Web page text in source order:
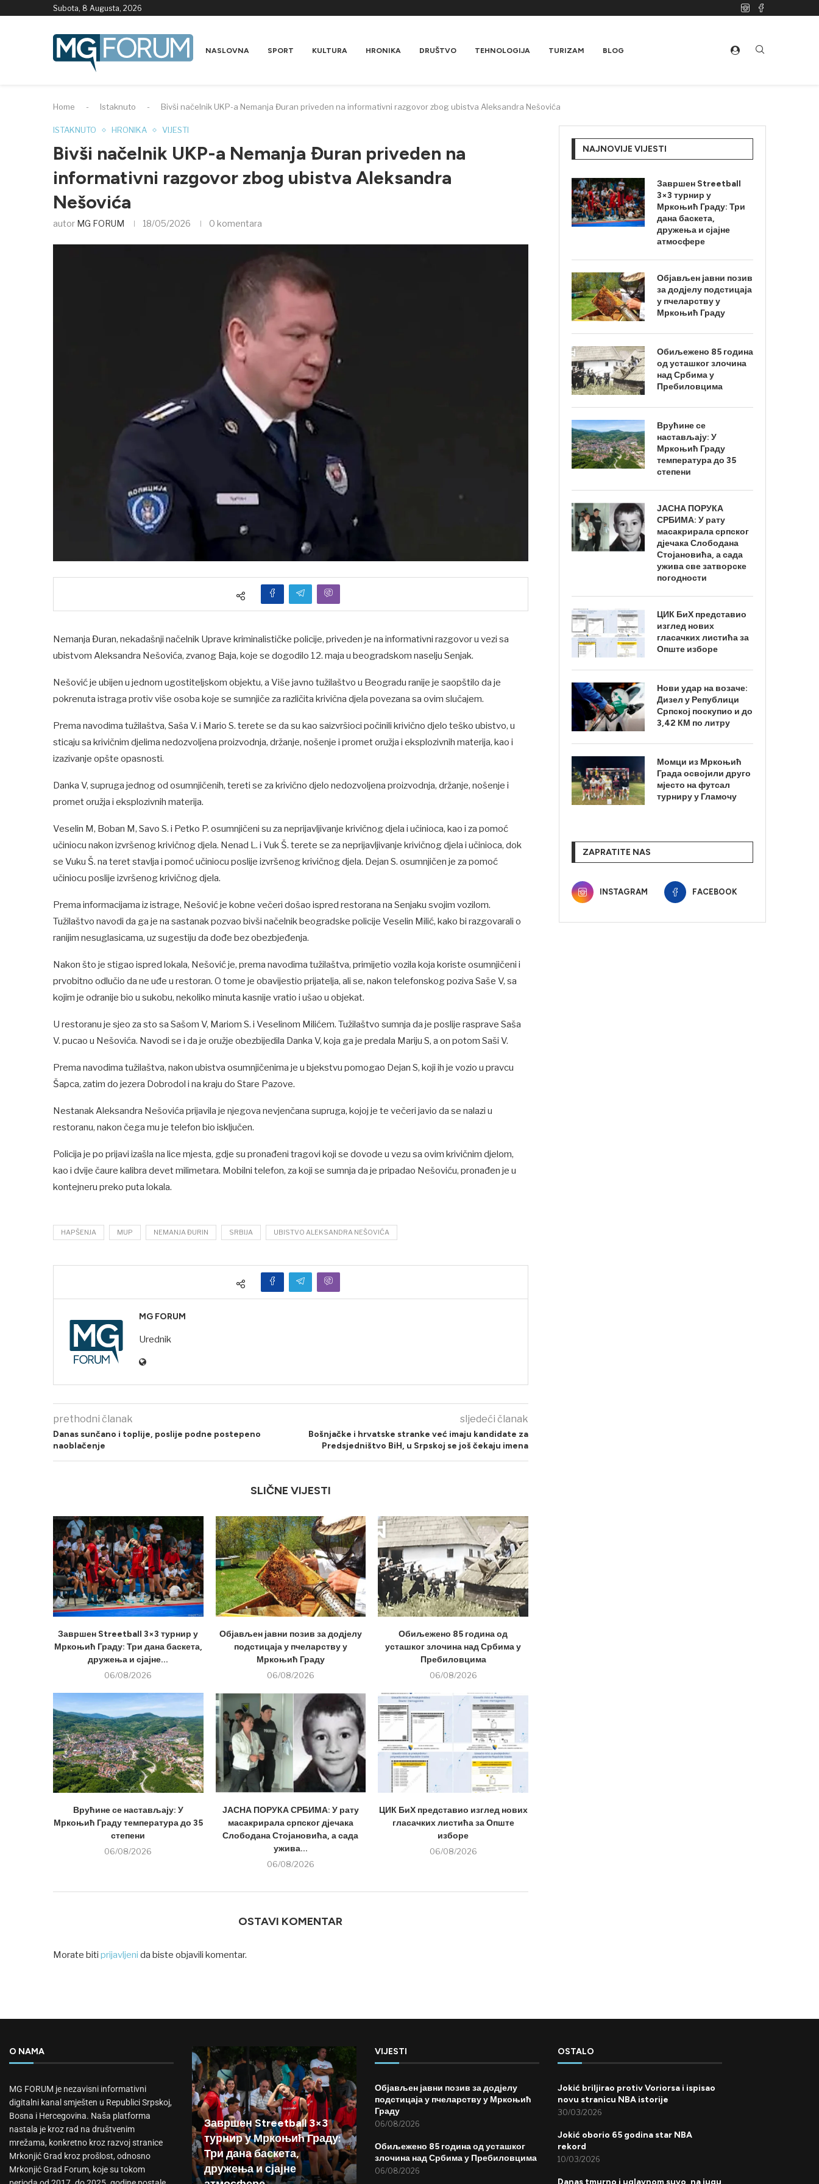
Subota, 8 Augusta, 2026
NASLOVNA SPORT KULTURA HRONIKA DRUŠTVO TEHNOLOGIJA TURIZAM BLOG
Home - Istaknuto - Bivši načelnik UKP-a Nemanja Đuran priveden na informativni razgovor zbog ubistva Aleksandra Nešovića
ISTAKNUTO HRONIKA VIJESTI
Bivši načelnik UKP-a Nemanja Đuran priveden na
informativni razgovor zbog ubistva Aleksandra
Nešovića
autor MG FORUM 18/05/2026 0 komentara
Nemanja Đuran, nekadašnji načelnik Uprave kriminalističke policije, priveden je na informativni razgovor u vezi sa
ubistvom Aleksandra Nešovića, zvanog Baja, koje se dogodilo 12. maja u beogradskom naselju Senjak.
Nešović je ubijen u jednom ugostiteljskom objektu, a Više javno tužilaštvo u Beogradu ranije je saopštilo da je
pokrenuta istraga protiv više osoba koje se sumnjiče za različita krivična djela povezana sa ovim slučajem.
Prema navodima tužilaštva, Saša V. i Mario S. terete se da su kao saizvršioci počinili krivično djelo teško ubistvo, u
sticaju sa krivičnim djelima nedozvoljena proizvodnja, držanje, nošenje i promet oružja i eksplozivnih materija, kao i
izazivanje opšte opasnosti.
Danka V, supruga jednog od osumnjičenih, tereti se za krivično djelo nedozvoljena proizvodnja, držanje, nošenje i
promet oružja i eksplozivnih materija.
Veselin M, Boban M, Savo S. i Petko P. osumnjičeni su za neprijavljivanje krivičnog djela i učinioca, kao i za pomoć
učiniocu nakon izvršenog krivičnog djela. Nenad L. i Vuk Š. terete se za neprijavljivanje krivičnog djela i učinioca, dok
se Vuku Š. na teret stavlja i pomoć učiniocu poslije izvršenog krivičnog djela. Dejan S. osumnjičen je za pomoć
učiniocu poslije izvršenog krivičnog djela.
Prema informacijama iz istrage, Nešović je kobne večeri došao ispred restorana na Senjaku svojim vozilom.
Tužilaštvo navodi da ga je na sastanak pozvao bivši načelnik beogradske policije Veselin Milić, kako bi razgovarali o
ranijim nesuglasicama, uz sugestiju da dođe bez obezbjeđenja.
Nakon što je stigao ispred lokala, Nešović je, prema navodima tužilaštva, primijetio vozila koja koriste osumnjičeni i
prvobitno odlučio da ne uđe u restoran. O tome je obavijestio prijatelja, ali se, nakon telefonskog poziva Saše V, sa
kojim je odranije bio u sukobu, nekoliko minuta kasnije vratio i ušao u objekat.
U restoranu je sjeo za sto sa Sašom V, Mariom S. i Veselinom Milićem. Tužilaštvo sumnja da je poslije rasprave Saša
V. pucao u Nešovića. Navodi se i da je oružje obezbijedila Danka V, koja ga je predala Mariju S, a on potom Saši V.
Prema navodima tužilaštva, nakon ubistva osumnjičenima je u bjekstvu pomogao Dejan S, koji ih je vozio u pravcu
Šapca, zatim do jezera Dobrodol i na kraju do Stare Pazove.
Nestanak Aleksandra Nešovića prijavila je njegova nevjenčana supruga, kojoj je te večeri javio da se nalazi u
restoranu, nakon čega mu je telefon bio isključen.
Policija je po prijavi izašla na lice mjesta, gdje su pronađeni tragovi koji se dovode u vezu sa ovim krivičnim djelom,
kao i dvije čaure kalibra devet milimetara. Mobilni telefon, za koji se sumnja da je pripadao Nešoviću, pronađen je u
kontejneru preko puta lokala.
HAPŠENJA MUP NEMANJA ĐURIN SRBIJA UBISTVO ALEKSANDRA NEŠOVIĆA
MG FORUM
Urednik
prethodni članak
Danas sunčano i toplije, poslije podne postepeno
naoblačenje
sljedeći članak
Bošnjačke i hrvatske stranke već imaju kandidate za
Predsjedništvo BiH, u Srpskoj se još čekaju imena
SLIČNE VIJESTI
Завршен Streetball 3×3 турнир у
Мркоњић Граду: Три дана баскета,
дружења и сјајне...
06/08/2026
Објављен јавни позив за додјелу
подстицаја у пчеларству у
Мркоњић Граду
06/08/2026
Обиљежено 85 година од
усташког злочина над Србима у
Пребиловцима
06/08/2026
Врућине се настављају: У
Мркоњић Граду температура до 35
степени
06/08/2026
ЈАСНА ПОРУКА СРБИМА: У рату
масакрирала српског дјечака
Слободана Стојановића, а сада
ужива...
06/08/2026
ЦИК БиХ представио изглед нових
гласачких листића за Опште
изборе
06/08/2026
OSTAVI KOMENTAR
Morate biti prijavljeni da biste objavili komentar.
NAJNOVIJE VIJESTI
Завршен Streetball
3×3 турнир у
Мркоњић Граду: Три
дана баскета,
дружења и сјајне
атмосфере
Објављен јавни позив
за додјелу подстицаја
у пчеларству у
Мркоњић Граду
Обиљежено 85 година
од усташког злочина
над Србима у
Пребиловцима
Врућине се
настављају: У
Мркоњић Граду
температура до 35
степени
ЈАСНА ПОРУКА
СРБИМА: У рату
масакрирала српског
дјечака Слободана
Стојановића, а сада
ужива све затворске
погодности
ЦИК БиХ представио
изглед нових
гласачких листића за
Опште изборе
Нови удар на возаче:
Дизел у Републици
Српској поскупио и до
3,42 КМ по литру
Момци из Мркоњић
Града освојили друго
мјесто на футсал
турниру у Гламочу
ZAPRATITE NAS
INSTAGRAM FACEBOOK
O NAMA
MG FORUM je nezavisni informativni
digitalni kanal smješten u Republici Srpskoj,
Bosna i Hercegovina. Naša platforma
nastala je kroz rad na društvenim
mrežama, konkretno kroz razvoj stranice
Mrkonjić Grad kroz prošlost, odnosno
Mrkonjić Grad Forum, koje su tokom
Завршен Streetball 3×3
турнир у Мркоњић Граду:
Три дана баскета,
дружења и сјајне
VIJESTI
Објављен јавни позив за додјелу
подстицаја у пчеларству у Мркоњић
Граду
06/08/2026
Обиљежено 85 година од усташког
злочина над Србима у Пребиловцима
06/08/2026
OSTALO
Jokić briljirao protiv Voriorsa i ispisao
novu stranicu NBA istorije
30/03/2026
Jokić oborio 65 godina star NBA
rekord
10/03/2026